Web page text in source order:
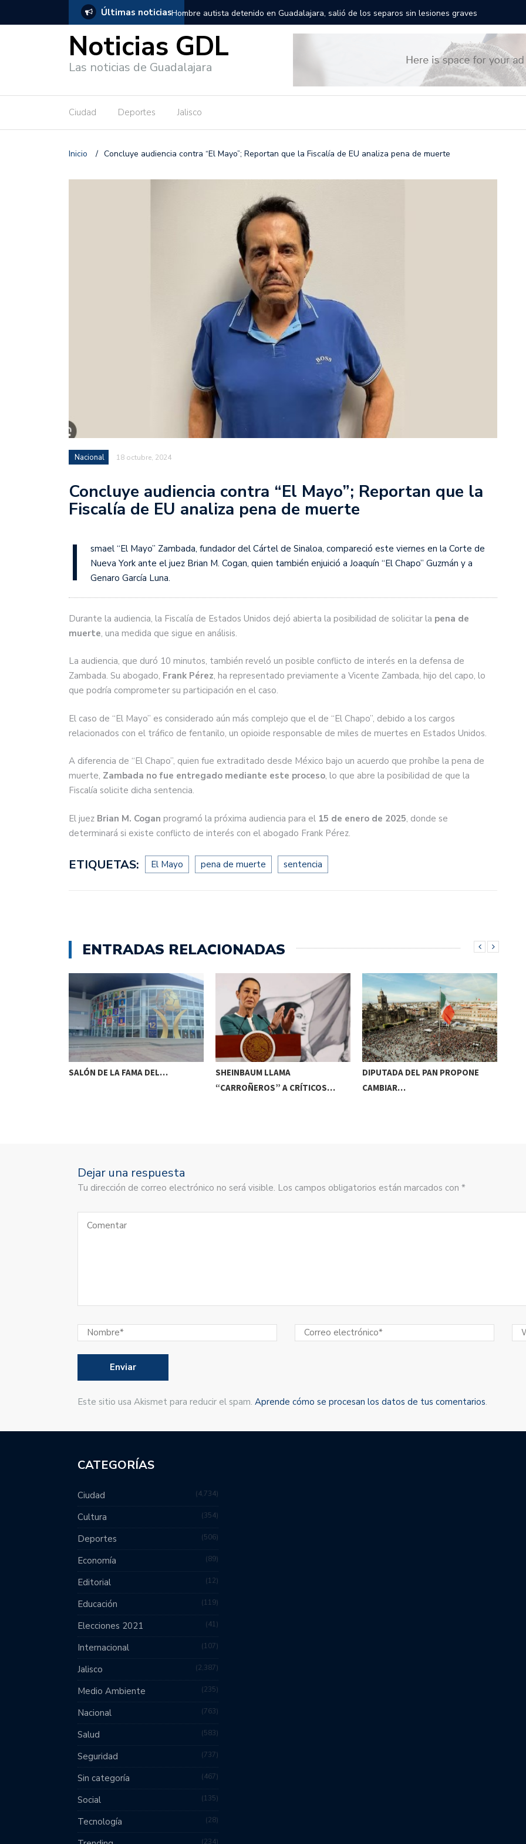
Últimas noticias
Guadalajara, salió de los separos sin lesiones graves Títeres gigantes recorrerán las calles de Guadalajara: aparta la fecha
Noticias GDL
Las noticias de Guadalajara
Ciudad Deportes Jalisco
Inicio / Concluye audiencia contra “El Mayo”; Reportan que la Fiscalía de EU analiza pena de muerte
Nacional 18 octubre, 2024
Concluye audiencia contra “El Mayo”; Reportan que la
Fiscalía de EU analiza pena de muerte
I
smael “El Mayo” Zambada, fundador del Cártel de Sinaloa, compareció este viernes en la Corte de
Nueva York ante el juez Brian M. Cogan, quien también enjuició a Joaquín “El Chapo” Guzmán y a
Genaro García Luna.
Durante la audiencia, la Fiscalía de Estados Unidos dejó abierta la posibilidad de solicitar la pena de
muerte, una medida que sigue en análisis.
La audiencia, que duró 10 minutos, también reveló un posible conflicto de interés en la defensa de
Zambada. Su abogado, Frank Pérez, ha representado previamente a Vicente Zambada, hijo del capo, lo
que podría comprometer su participación en el caso.
El caso de “El Mayo” es considerado aún más complejo que el de “El Chapo”, debido a los cargos
relacionados con el tráfico de fentanilo, un opioide responsable de miles de muertes en Estados Unidos.
A diferencia de “El Chapo”, quien fue extraditado desde México bajo un acuerdo que prohíbe la pena de
muerte, Zambada no fue entregado mediante este proceso, lo que abre la posibilidad de que la
Fiscalía solicite dicha sentencia.
El juez Brian M. Cogan programó la próxima audiencia para el 15 de enero de 2025, donde se
determinará si existe conflicto de interés con el abogado Frank Pérez.
ETIQUETAS: El Mayo pena de muerte sentencia
ENTRADAS RELACIONADAS
SALÓN DE LA FAMA DEL…
SHEINBAUM LLAMA
“CARROÑEROS” A CRÍTICOS…
DIPUTADA DEL PAN PROPONE
CAMBIAR…
Dejar una respuesta
Tu dirección de correo electrónico no será visible. Los campos obligatorios están marcados con *
Este sitio usa Akismet para reducir el spam. Aprende cómo se procesan los datos de tus comentarios.
CATEGORÍAS
Ciudad 4,734
Cultura 354
Deportes 506
Economía 89
Editorial 12
Educación 119
Elecciones 2021 41
Internacional 107
Jalisco 2,387
Medio Ambiente 235
Nacional 763
Salud 583
Seguridad 737
Sin categoría 467
Social 135
Tecnología 28
234